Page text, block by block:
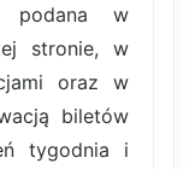
podana w
stronie, w
oraz w
biletów
tygodnia i